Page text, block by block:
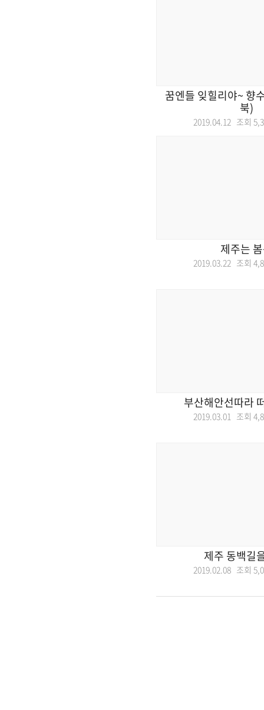
꿈엔들 잊힐리야~ 향
북)
2019.04.12 조회
제주는
2019.03.22 조회
부산해안선따라
2019.03.01 조회
제주 동백길
2019.02.08 조회